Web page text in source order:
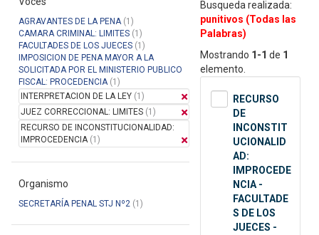
Manual del Usuario
AGRAVANTES DE LA PENA(1)
CAMARA CRIMINAL: LIMITES (1)
FACULTADES DE LOS JUECES (1)
IMPOSICION DE PENA MAYOR A LA
SOLICITADA POR EL MINISTERIO PUBLICO
FISCAL: PROCEDENCIA(1)
INTERPRETACION DE LA LEY (1)
JUEZ CORRECCIONAL: LIMITES (1)
RECURSO DE INCONSTITUCIONALIDAD:
IMPROCEDENCIA(1)
Organismo
SECRETARÍA PENAL STJ Nº2 (1)
Busqueda realizada:
punitivos (Todas las
Palabras)
Mostrando 1-1 de 1
elemento.
RECURSO
DE
INCONSTIT
UCIONALID
AD:
IMPROCEDE
NCIA -
FACULTADE
S DE LOS
JUECES -